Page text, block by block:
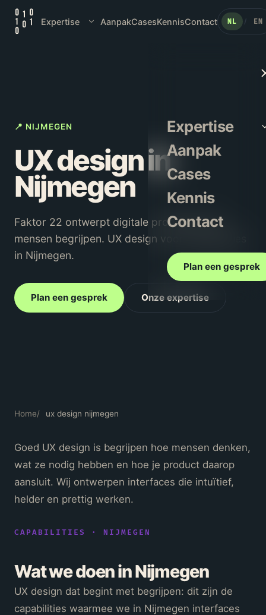
Expertise AanpakCasesKennisContact NL / EN
Expertise
Aanpak
Cases
Kennis
Contact
Plan een gesprek
📍 NIJMEGEN
UX design in
Nijmegen
Faktor 22 ontwerpt digitale producten die
mensen begrijpen. UX design voor organisaties
in Nijmegen.
Plan een gesprek Onze expertise
Home/ ux design nijmegen
Goed UX design is begrijpen hoe mensen denken,
wat ze nodig hebben en hoe je product daarop
aansluit. Wij ontwerpen interfaces die intuïtief,
helder en prettig werken.
CAPABILITIES · NIJMEGEN
Wat we doen in Nijmegen
UX design dat begint met begrijpen: dit zijn de
capabilities waarmee we in Nijmegen interfaces